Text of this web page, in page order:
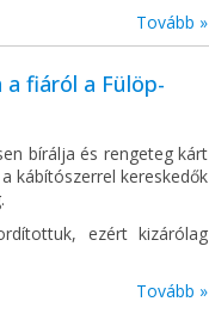
Tovább »
fiáról a Fülöp-
bírálja és rengeteg kárt
kábítószerrel kereskedők
ezért kizárólag
Tovább »